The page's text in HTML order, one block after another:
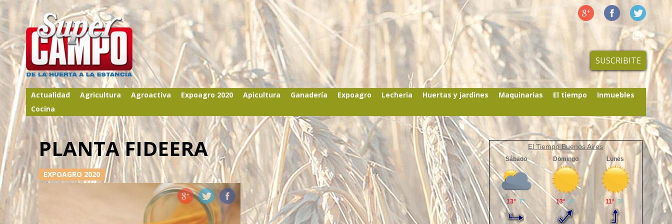
SUSCRIBITE
Actualidad Agricultura Agroactiva Expoagro 2020 Apicultura Ganadería Expoagro Lecheria Huertas y jardines Maquinarias El tiempo
Inmuebles
Cocina
PLANTA FIDEERA
EXPOAGRO 2020
El Tiempo Buenos Aires